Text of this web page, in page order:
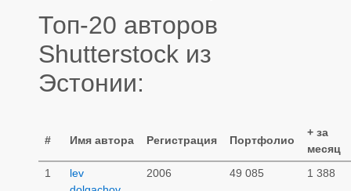
Топ-20 авторов
Shutterstock из
Эстонии:
# Имя автора Регистрация Портфолио
+ за
месяц
1
lev
2006 49 085 1 388